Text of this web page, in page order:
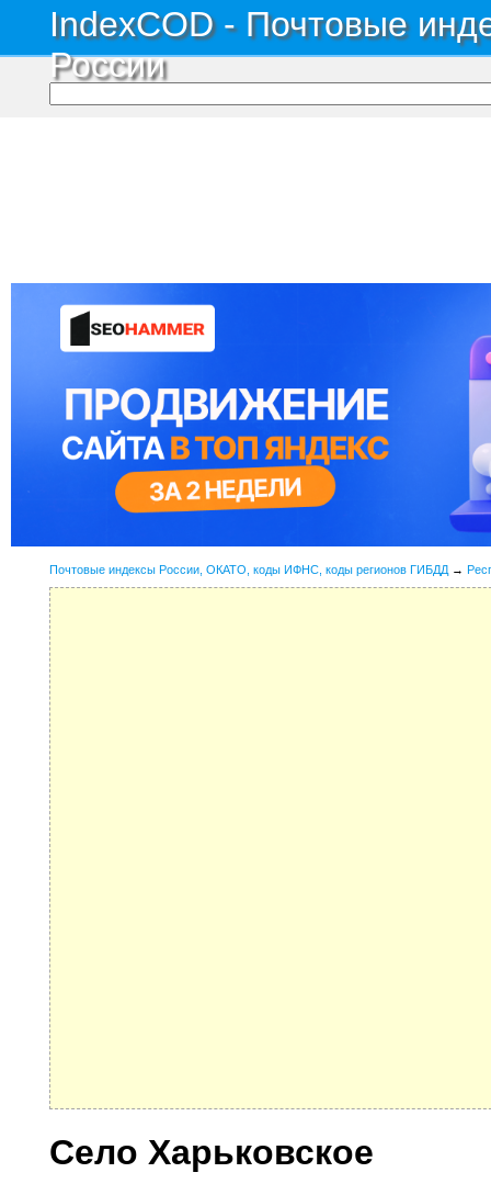
IndexCOD - Почтовые
России
Почтовые индексы России, ОКАТО, коды ИФНС, коды регионов ГИБДД →
Село Харьковское